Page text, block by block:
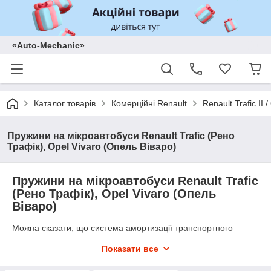
«Auto-Mechanic»
Каталог товарів Комерційні Renault Renault Trafic II
Пружини на мікроавтобуси Renault Trafic (Рено
Трафік), Opel Vivaro (Опель Віваро)
Пружини на мікроавтобуси Renault Trafic
(Рено Трафік), Opel Vivaro (Опель
Віваро)
Можна сказати, що система амортизації транспортного
амортизаційна система здійснює гасіння ударів і коливань.
Показати все